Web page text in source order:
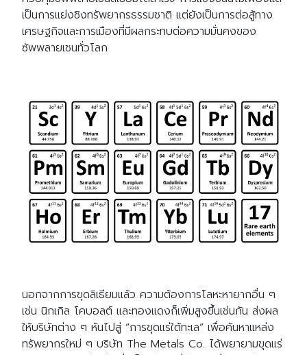
Search
for: Search
เป็นการแย่งชิงทรัพยากรธรรมชาติ แต่ยังเป็นการต่อสู้ทาง
เศรษฐกิจและการเมืองที่มีผลกระทบต่อความมั่นคงของ
ซัพพลายเชนทั่วโลก
นอกจากการขุดลิเธียมแล้ว ความต้องการโลหะหายากอื่น ๆ
เช่น นิกเกิล โคบอลต์ และทองแดงก็เพิ่มสูงขึ้นเช่นกัน ส่งผล
ให้บริษัทต่าง ๆ หันไปสู่ “การขุดแร่ใต้ทะเล” เพื่อค้นหาแหล่ง
ทรัพยากรใหม่ ๆ บริษัท The Metals Co. ได้พยายามขุดแร่